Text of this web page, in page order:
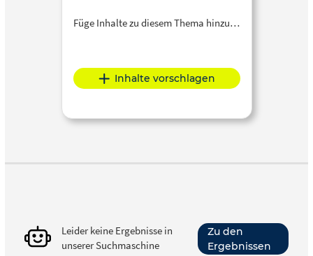
Füge Inhalte zu diesem Thema hinzu…
Inhalte vorschlagen
Leider keine Ergebnisse in
unserer Suchmaschine
Zu den
Ergebnissen